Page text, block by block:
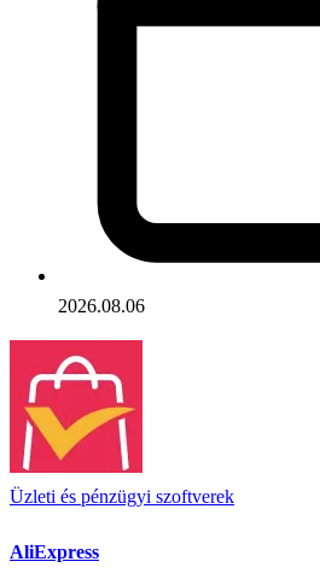
2026.08.06
Üzleti és pénzügyi szoftverek
AliExpress